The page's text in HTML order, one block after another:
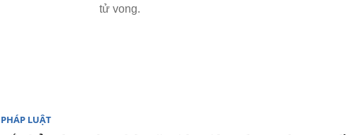
tử vong.
PHÁP LUẬT